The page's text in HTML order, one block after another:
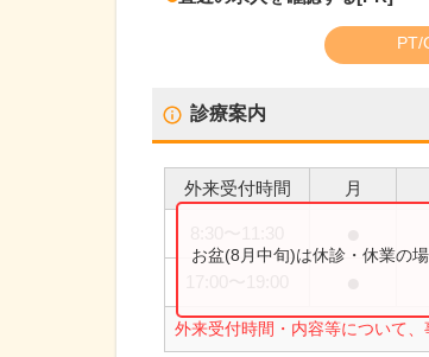
PT/
診療案内
外来受付時間 月
外来受付時間・内容等について、
お盆(8月中旬)は休診・休業の